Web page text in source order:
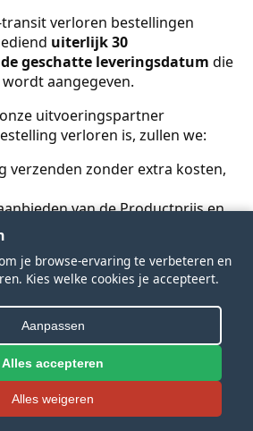
transit verloren bestellingen
uiterlijk 30
geschatte leveringsdatum die
aangegeven.
uitvoeringspartner
verloren is, zullen we:
verzenden zonder extra kosten,
van de Productprijs en
afgeleverd maar niet ontvangen
toont maar u het pakket
doe dan eerst het volgende:
of receptie/conciërge, en
plaatselijke postkantoor of
je browse-ervaring te verbeteren en
Kies welke cookies je accepteert.
Aanpassen
Alles accepteren
Alles weigeren